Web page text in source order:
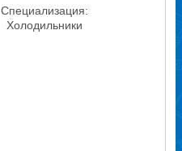
Специализация:
Холодильники